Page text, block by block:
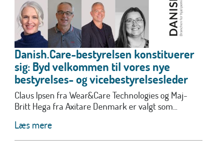
Danish.Care-bestyrelsen konstituerer
sig: Byd velkommen til vores nye
bestyrelses- og vicebestyrelsesleder
Claus Ipsen fra Wear&Care Technologies og Maj-
Britt Hega fra Axitare Denmark er valgt som...
Læs mere